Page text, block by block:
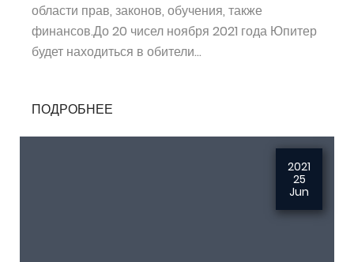
области прав, законов, обучения, также
финансов.До 20 чисел ноября 2021 года Юпитер
будет находиться в обители...
ПОДРОБНЕЕ
2021
25
Jun